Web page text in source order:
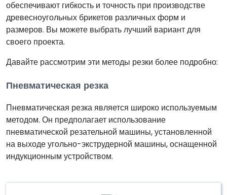
обеспечивают гибкость и точность при производстве
древесноугольных брикетов различных форм и
размеров. Вы можете выбрать лучший вариант для
своего проекта.
Давайте рассмотрим эти методы резки более подробно:
Пневматическая резка
Пневматическая резка является широко используемым
методом. Он предполагает использование
пневматической резательной машины, установленной
на выходе угольно-экструдерной машины, оснащенной
индукционным устройством.